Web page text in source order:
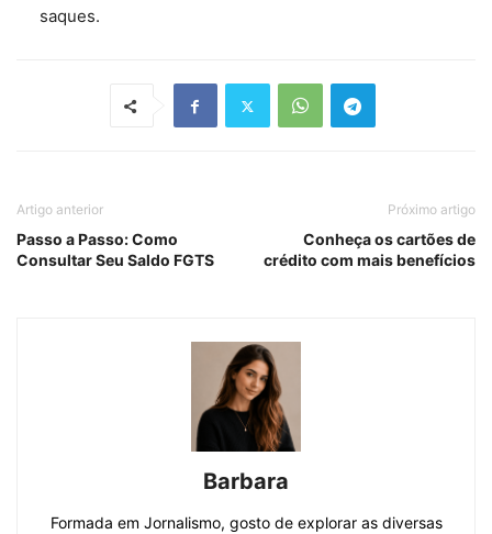
saques.
Artigo anterior
Passo a Passo: Como
Consultar Seu Saldo FGTS
Próximo artigo
Conheça os cartões de
crédito com mais benefícios
Barbara
Formada em Jornalismo, gosto de explorar as diversas